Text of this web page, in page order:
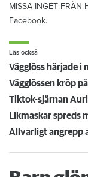
MISSA INGET FRÅN
Facebook.
Läs också
Vägglöss härjade i